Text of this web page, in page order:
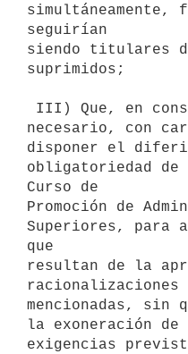
simultáneamente,
seguirían
siendo titulares
suprimidos;
necesario, con
disponer el
obligatoriedad de
Curso de
Promoción de
Superiores, para
que
resultan de la
racionalizaciones
mencionadas,
la exoneración de
exigencias